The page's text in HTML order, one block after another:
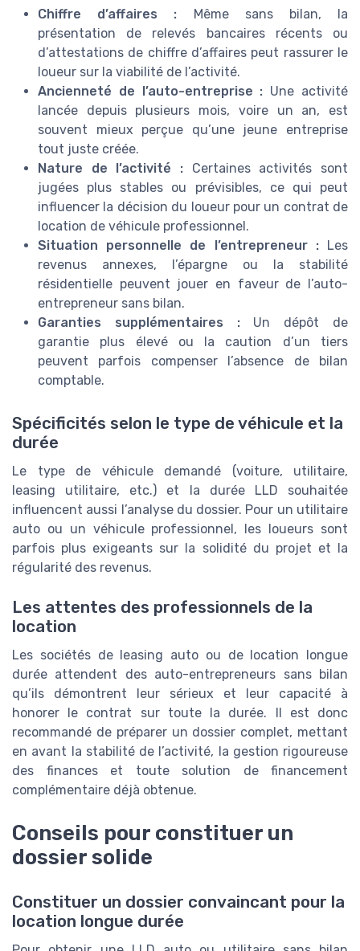
Chiffre d’affaires : Même sans bilan, la
présentation de relevés bancaires récents ou
d’attestations de chiffre d’affaires peut rassurer le
loueur sur la viabilité de l’activité.
Ancienneté de l’auto-entreprise : Une activité
lancée depuis plusieurs mois, voire un an, est
souvent mieux perçue qu’une jeune entreprise
tout juste créée.
Nature de l’activité : Certaines activités sont
jugées plus stables ou prévisibles, ce qui peut
influencer la décision du loueur pour un contrat de
location de véhicule professionnel.
Situation personnelle de l’entrepreneur :Les
revenus annexes, l’épargne ou la stabilité
résidentielle peuvent jouer en faveur de l’auto-
entrepreneur sans bilan.
Garanties supplémentaires :Un dépôt de
garantie plus élevé ou la caution d’un tiers
peuvent parfois compenser l’absence de bilan
comptable.
Spécificités selon le type de véhicule et la
durée
Le type de véhicule demandé (voiture, utilitaire,
leasing utilitaire, etc.) et la durée LLD souhaitée
influencent aussi l’analyse du dossier. Pour un utilitaire
auto ou un véhicule professionnel, les loueurs sont
parfois plus exigeants sur la solidité du projet et la
régularité des revenus.
Les attentes des professionnels de la
location
Les sociétés de leasing auto ou de location longue
durée attendent des auto-entrepreneurs sans bilan
qu’ils démontrent leur sérieux et leur capacité à
honorer le contrat sur toute la durée. Il est donc
recommandé de préparer un dossier complet, mettant
en avant la stabilité de l’activité, la gestion rigoureuse
des finances et toute solution de financement
complémentaire déjà obtenue.
Conseils pour constituer un
dossier solide
Constituer un dossier convaincant pour la
location longue durée